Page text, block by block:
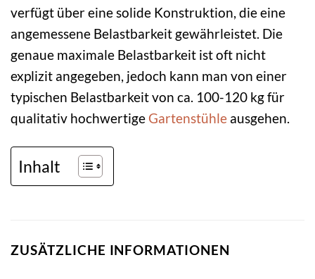
verfügt über eine solide Konstruktion, die eine
angemessene Belastbarkeit gewährleistet. Die
genaue maximale Belastbarkeit ist oft nicht
explizit angegeben, jedoch kann man von einer
typischen Belastbarkeit von ca. 100-120 kg für
qualitativ hochwertige Gartenstühle ausgehen.
Inhalt
ZUSÄTZLICHE INFORMATIONEN